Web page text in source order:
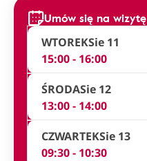
Umów się na wizytę
WTOREKSie 11
15:00 - 16:00
ŚRODASie 12
13:00 - 14:00
CZWARTEKSie 13
09:30 - 10:30